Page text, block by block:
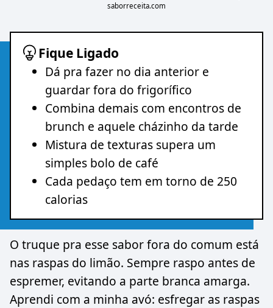
saborreceita.com
Fique Ligado
Dá pra fazer no dia anterior e
guardar fora do frigorífico
Combina demais com encontros de
brunch e aquele cházinho da tarde
Mistura de texturas supera um
simples bolo de café
Cada pedaço tem em torno de 250
calorias
O truque pra esse sabor fora do comum está
nas raspas do limão. Sempre raspo antes de
espremer, evitando a parte branca amarga.
Aprendi com a minha avó: esfregar as raspas